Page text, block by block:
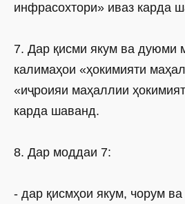
инфрасохтори» иваз карда
7. Дар қисми якум ва дуюми
калимаҳои «ҳокимияти
«иҷроияи маҳаллии
карда шаванд.
8. Дар моддаи 7:
- дар қисмҳои якум, чорум